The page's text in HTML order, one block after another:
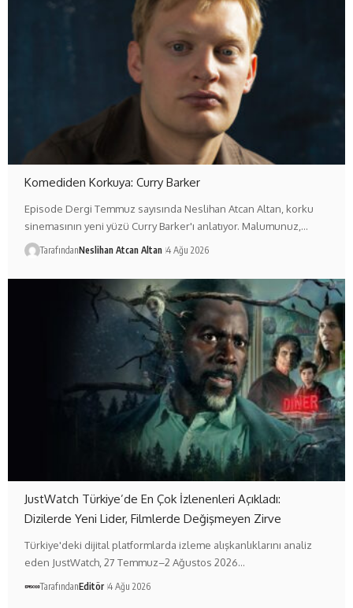
Komediden Korkuya: Curry Barker
Episode Dergi Temmuz sayısında Neslihan Atcan Altan, korku
sinemasının yeni yüzü Curry Barker'ı anlatıyor. Malumunuz,…
TarafındanNeslihan Atcan Altan 4 Ağu 2026
JustWatch Türkiye’de En Çok İzlenenleri Açıkladı:
Dizilerde Yeni Lider, Filmlerde Değişmeyen Zirve
Türkiye'deki dijital platformlarda izleme alışkanlıklarını analiz
eden JustWatch, 27 Temmuz–2 Ağustos 2026…
TarafındanEditör 4 Ağu 2026